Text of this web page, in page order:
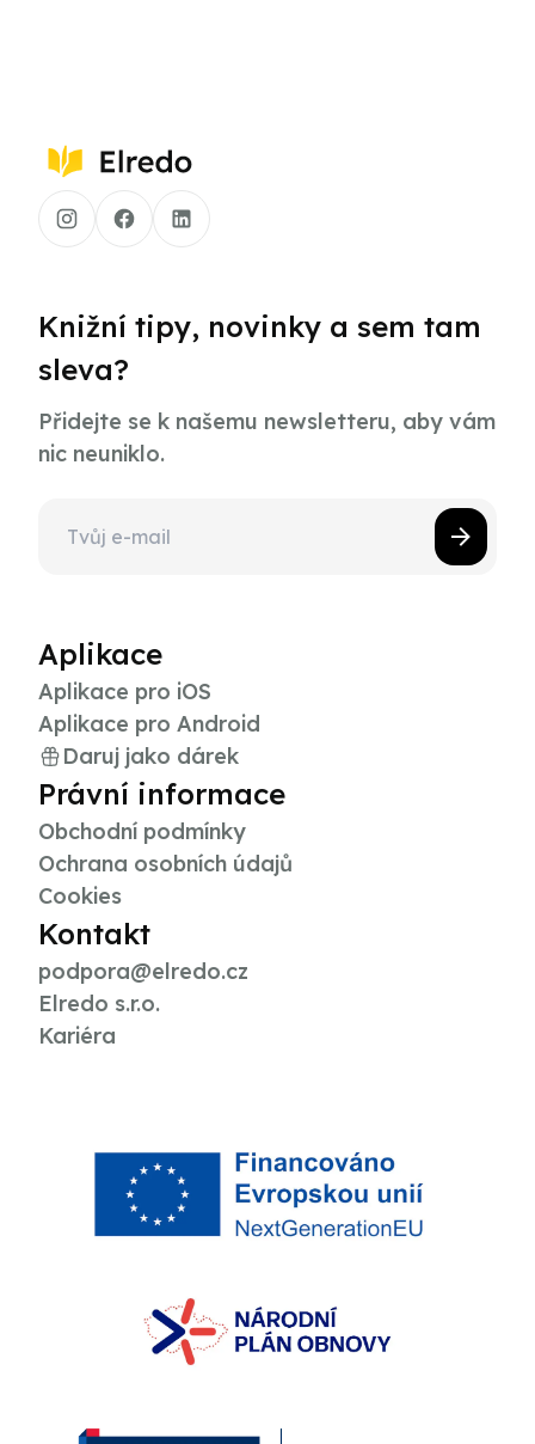
Knižní tipy, novinky a sem tam
sleva?
Přidejte se k našemu newsletteru, aby vám
nic neuniklo.
Aplikace
Aplikace pro iOS
Aplikace pro Android
Daruj jako dárek
Právní informace
Obchodní podmínky
Ochrana osobních údajů
Cookies
Kontakt
podpora@elredo.cz
Elredo s.r.o.
Kariéra